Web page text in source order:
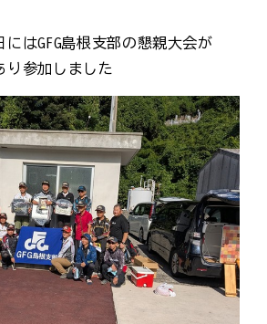
にはGFG島根支部の懇親大会が
り参加しました